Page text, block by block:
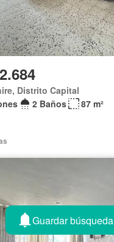
Distrito Capital
2 Baños
87 m²
Guardar búsqueda